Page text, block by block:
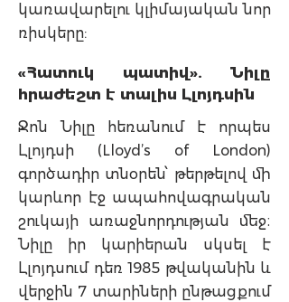
կառավարելու կլիմայական նոր
ռիսկերը:
«Հատուկ պատիվ». Նիլը
հրաժեշտ է տալիս Լլոյդսին
Ջոն Նիլը հեռանում է որպես
Լլոյդսի (Lloyd’s of London)
գործադիր տնօրեն՝ թերթելով մի
կարևոր էջ ապահովագրական
շուկայի առաջնորդության մեջ։
Նիլը իր կարիերան սկսել է
Լլոյդսում դեռ 1985 թվականին և
վերջին 7 տարիների ընթացքում